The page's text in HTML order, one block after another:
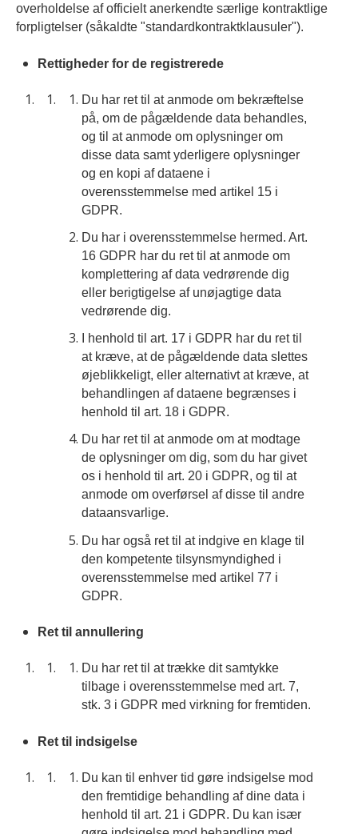
overholdelse af officielt anerkendte særlige kontraktlige
forpligtelser (såkaldte "standardkontraktklausuler").
Rettigheder for de registrerede
Du har ret til at anmode om bekræftelse
på, om de pågældende data behandles,
og til at anmode om oplysninger om
disse data samt yderligere oplysninger
og en kopi af dataene i
overensstemmelse med artikel 15 i
GDPR.
Du har i overensstemmelse hermed. Art.
16 GDPR har du ret til at anmode om
komplettering af data vedrørende dig
eller berigtigelse af unøjagtige data
vedrørende dig.
I henhold til art. 17 i GDPR har du ret til
at kræve, at de pågældende data slettes
øjeblikkeligt, eller alternativt at kræve, at
behandlingen af dataene begrænses i
henhold til art. 18 i GDPR.
Du har ret til at anmode om at modtage
de oplysninger om dig, som du har givet
os i henhold til art. 20 i GDPR, og til at
anmode om overførsel af disse til andre
dataansvarlige.
Du har også ret til at indgive en klage til
den kompetente tilsynsmyndighed i
overensstemmelse med artikel 77 i
GDPR.
Ret til annullering
Du har ret til at trække dit samtykke
tilbage i overensstemmelse med art. 7,
stk. 3 i GDPR med virkning for fremtiden.
Ret til indsigelse
Du kan til enhver tid gøre indsigelse mod
den fremtidige behandling af dine data i
henhold til art. 21 i GDPR. Du kan især